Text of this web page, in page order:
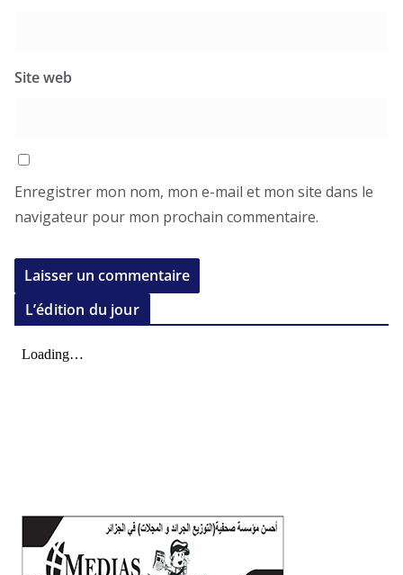
Site web
Enregistrer mon nom, mon e-mail et mon site dans le
navigateur pour mon prochain commentaire.
L’édition du jour